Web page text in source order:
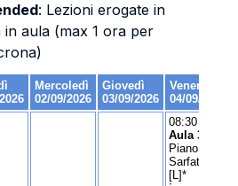
: Lezioni erogate in
in aula (max 1 ora per